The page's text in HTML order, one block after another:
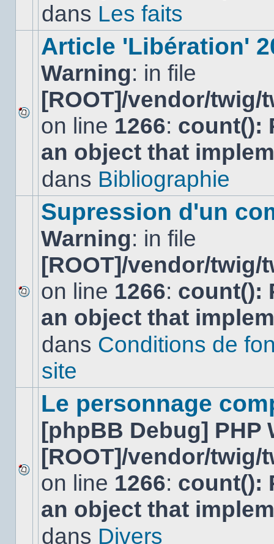
dansdans Les faits
Aucun
nouveau
message
non-
dans
Article 'Libération'
Warning: in file
[ROOT]/vendor/
on line 1266: count():
an object that
dans Bibliographie
Aucun
nouveau
message
sujet.
Supression d'un
Warning: in file
[ROOT]/vendor/
on line 1266: count():
an object that
dans Conditions de
site
Aucun
nouveau
message
non-
dans
Le personnage
[phpBB Debug] PHP
[ROOT]/vendor/
on line 1266: count():
an object that
dans Divers